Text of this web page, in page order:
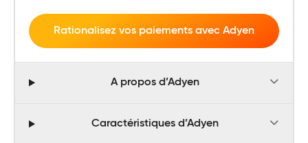
Rationalisez vos paiements avec Adyen
A propos d’Adyen
Caractéristiques d’Adyen